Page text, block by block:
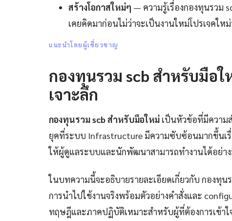
สร้างโอกาสใหม่ๆ — ความรู้เรื่องกองทุนรวม
เคยคิดมาก่อนไม่ว่าจะเป็นงานใหม่โปรเจคให
แนะนำโดยผู้เชี่ยวชาญ
กองทุนรวม scb สำหรับมือ
เจาะลึก
กองทุนรวม scb สำหรับมือใหม่ เป็นหัวข้อที่มีความ
ยุคที่ระบบ Infrastructure มีความซับซ้อนมากขึ้นเรื่
ให้ผู้ดูแลระบบและนักพัฒนาสามารถทำงานได้อย่า
ในบทความนี้จะอธิบายรายละเอียดเกี่ยวกับ กองทุ
การนำไปใช้งานจริงพร้อมตัวอย่างคำสั่งและ
ทฤษฎีและภาคปฏิบัติเหมาะสำหรับผู้ที่ต้องการเข้า